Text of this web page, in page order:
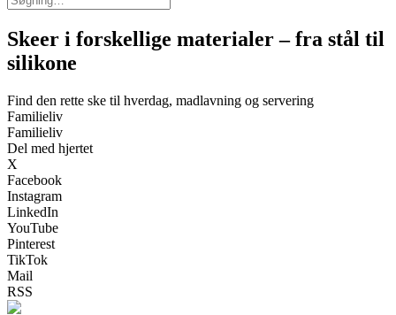
Skeer i forskellige materialer – fra stål til
silikone
Find den rette ske til hverdag, madlavning og servering
Familieliv
Familieliv
Del med hjertet
X
Facebook
Instagram
LinkedIn
YouTube
Pinterest
TikTok
Mail
RSS